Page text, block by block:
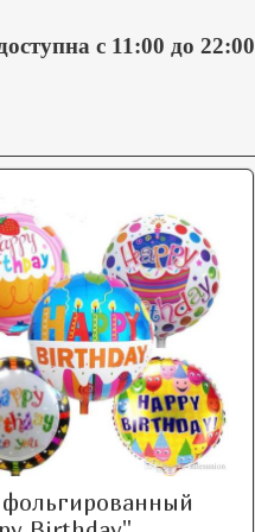
с 11:00 до 22:00